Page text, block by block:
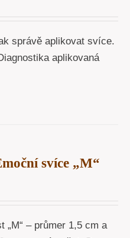
správě aplikovat svíce.
aplikovaná
svíce „M“
„M“ – průmer 1,5 cm a